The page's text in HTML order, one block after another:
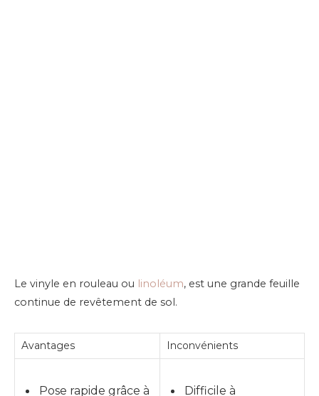
Le vinyle en rouleau ou linoléum, est une grande feuille
continue de revêtement de sol.
Avantages Inconvénients
Pose rapide grâce à Difficile à